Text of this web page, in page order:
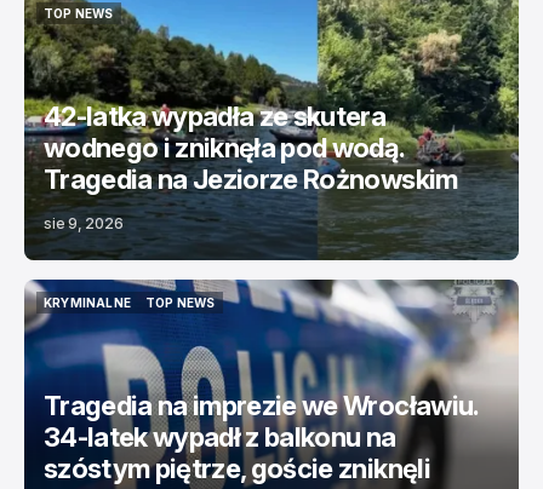
TOP NEWS
TOP NEWS
42-latka wypadła ze skutera
wodnego i zniknęła pod wodą.
Tragedia na Jeziorze Rożnowskim
sie 9, 2026
KRYMINALNE
KRYMINALNE
TOP NEWS
Tragedia na imprezie we Wrocławiu.
34-latek wypadł z balkonu na
szóstym piętrze, goście zniknęli